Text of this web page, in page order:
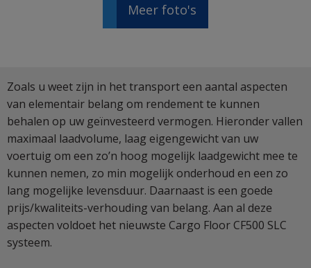
Meer foto's
Zoals u weet zijn in het transport een aantal aspecten
van elementair belang om rendement te kunnen
behalen op uw geïnvesteerd vermogen. Hieronder vallen
maximaal laadvolume, laag eigengewicht van uw
voertuig om een zo’n hoog mogelijk laadgewicht mee te
kunnen nemen, zo min mogelijk onderhoud en een zo
lang mogelijke levensduur. Daarnaast is een goede
prijs/kwaliteits-verhouding van belang. Aan al deze
aspecten voldoet het nieuwste Cargo Floor CF500 SLC
systeem.